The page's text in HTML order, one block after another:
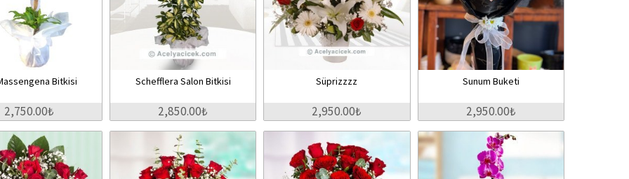
Bitkisi
2,750.00₺
Schefflera Salon Bitkisi
2,850.00₺
Süprizzzz
2,950.00₺
Sunum Buketi
2,950.00₺